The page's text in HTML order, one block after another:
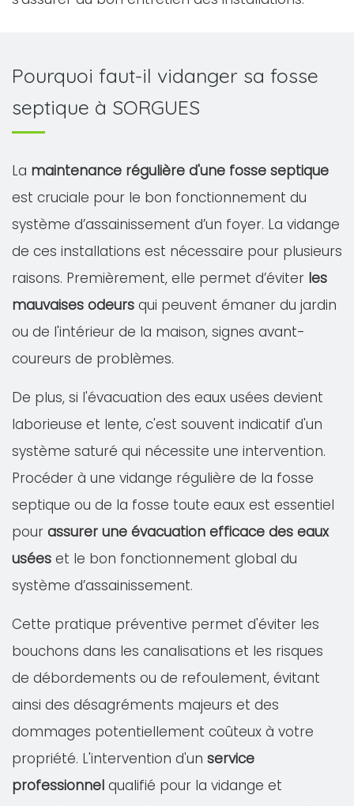
Pourquoi faut-il vidanger sa fosse
septique à SORGUES
La maintenance régulière d'une fosse septique
est cruciale pour le bon fonctionnement du
système d’assainissement d’un foyer. La vidange
de ces installations est nécessaire pour plusieurs
raisons. Premièrement, elle permet d’éviter les
mauvaises odeurs qui peuvent émaner du jardin
ou de l'intérieur de la maison, signes avant-
coureurs de problèmes.
De plus, si l'évacuation des eaux usées devient
laborieuse et lente, c'est souvent indicatif d'un
système saturé qui nécessite une intervention.
Procéder à une vidange régulière de la fosse
septique ou de la fosse toute eaux est essentiel
pour assurer une évacuation efficace des eaux
usées et le bon fonctionnement global du
système d’assainissement.
Cette pratique préventive permet d'éviter les
bouchons dans les canalisations et les risques
de débordements ou de refoulement, évitant
ainsi des désagréments majeurs et des
dommages potentiellement coûteux à votre
propriété. L'intervention d'un service
professionnel qualifié pour la vidange et